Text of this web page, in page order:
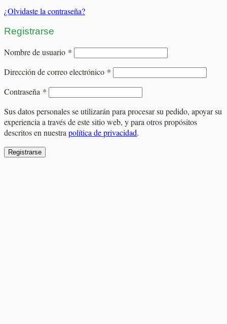
¿Olvidaste la contraseña?
Registrarse
Nombre de usuario * Obligatorio
Dirección de correo electrónico * Obligatorio
Contraseña * Obligatorio
Sus datos personales se utilizarán para procesar su pedido, apoyar su
experiencia a través de este sitio web, y para otros propósitos
descritos en nuestra política de privacidad.
Registrarse